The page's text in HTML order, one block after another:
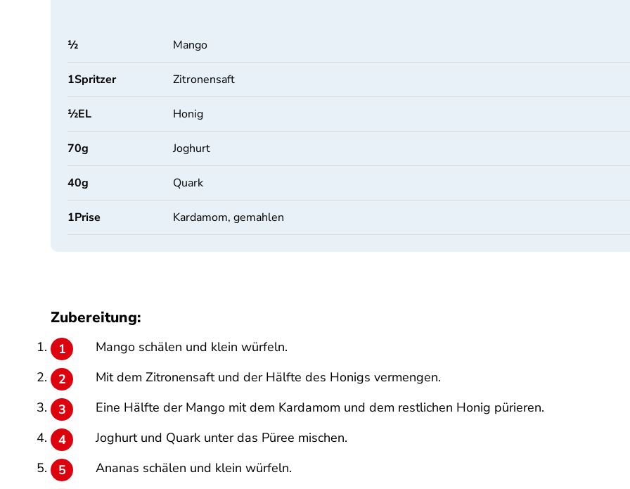
½ Mango
1Spritzer Zitronensaft
½EL Honig
70g Joghurt
40g Quark
1Prise Kardamom, gemahlen
Zubereitung:
Mango schälen und klein würfeln.
Mit dem Zitronensaft und der Hälfte des Honigs vermengen.
Eine Hälfte der Mango mit dem Kardamom und dem restlichen Honig pürieren.
Joghurt und Quark unter das Püree mischen.
Ananas schälen und klein würfeln.